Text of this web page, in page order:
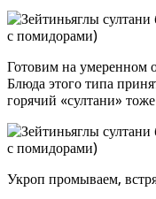
Готовим на умеренном
Блюда этого типа
горячий «султани»
Укроп промываем,